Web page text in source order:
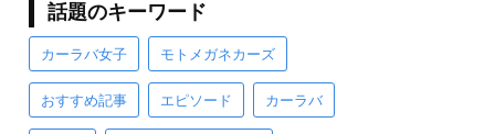
話題のキーワード
カーラバ女子 モトメガネカーズ
おすすめ記事 エピソード カーラバ